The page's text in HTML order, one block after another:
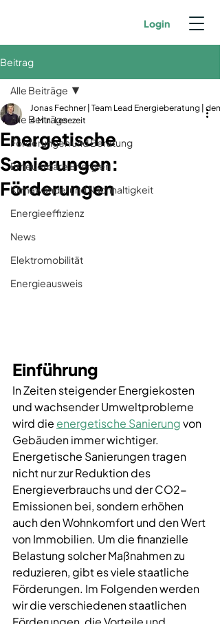
Login
Beitrag
Alle Beiträge
Förderungen und Beratung
Erneuerbare Energien
Klimawandel und Nachhaltigkeit
Energieeffizienz
News
Elektromobilität
Energieausweis
Alle Beiträge
Energetische
Sanierungen:
Förderungen
Jonas Fechner | Team Lead Energieberatung |
4 Min. Lesezeit
Einführung
In Zeiten steigender Energiekosten
und wachsender Umweltprobleme
wird die energetische Sanierung von
Gebäuden immer wichtiger.
Energetische Sanierungen tragen
nicht nur zur Reduktion des
Energieverbrauchs und der CO2-
Emissionen bei, sondern erhöhen
auch den Wohnkomfort und den Wert
von Immobilien. Um die finanzielle
Belastung solcher Maßnahmen zu
reduzieren, gibt es viele staatliche
Förderungen. Im Folgenden werden
wir die verschiedenen staatlichen